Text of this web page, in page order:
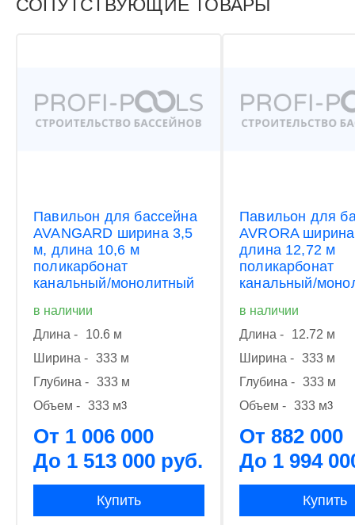
СОПУТСТВУЮЩИЕ ТОВАРЫ
Павильон для бассейна
AVANGARD ширина 3,5
м, длина 10,6 м
поликарбонат
канальный/монолитный
в наличии
Длина -
10.6 м
Ширина - 333 м
Глубина - 333 м
Объем - 333 м3
От 1 006 000
До 1 513 000 руб.
Купить
Павильон для
AVRORA
длина 12,72 м
поликарбонат
канальный/
в наличии
Длина -
12.72 м
Ширина - 333 м
Глубина - 333 м
Объем - 333 м3
От 882 000
До 1 994
Купить